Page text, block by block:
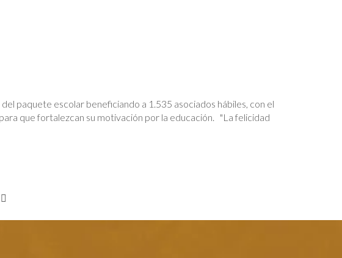
paquete escolar beneficiando a 1.535 asociados hábiles, con el
que fortalezcan su motivación por la educación. "La felicidad